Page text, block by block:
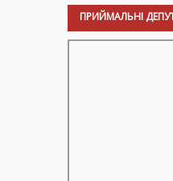
ПРИЙМАЛЬНІ